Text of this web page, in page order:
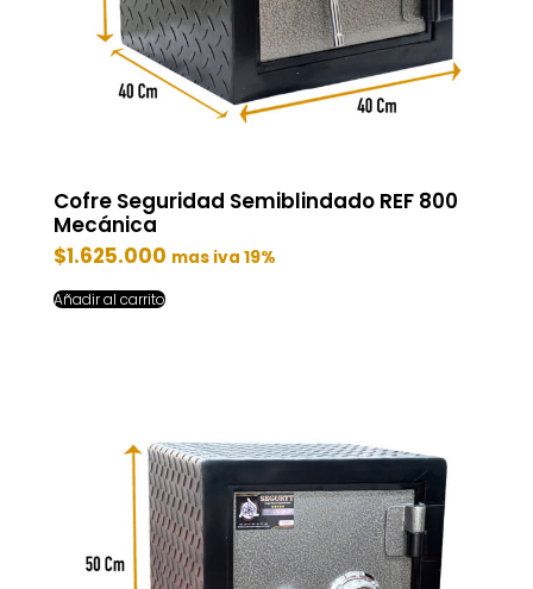
Cofre Seguridad Semiblindado REF 800
Mecánica
$1.625.000 mas iva 19%
Añadir al carrito